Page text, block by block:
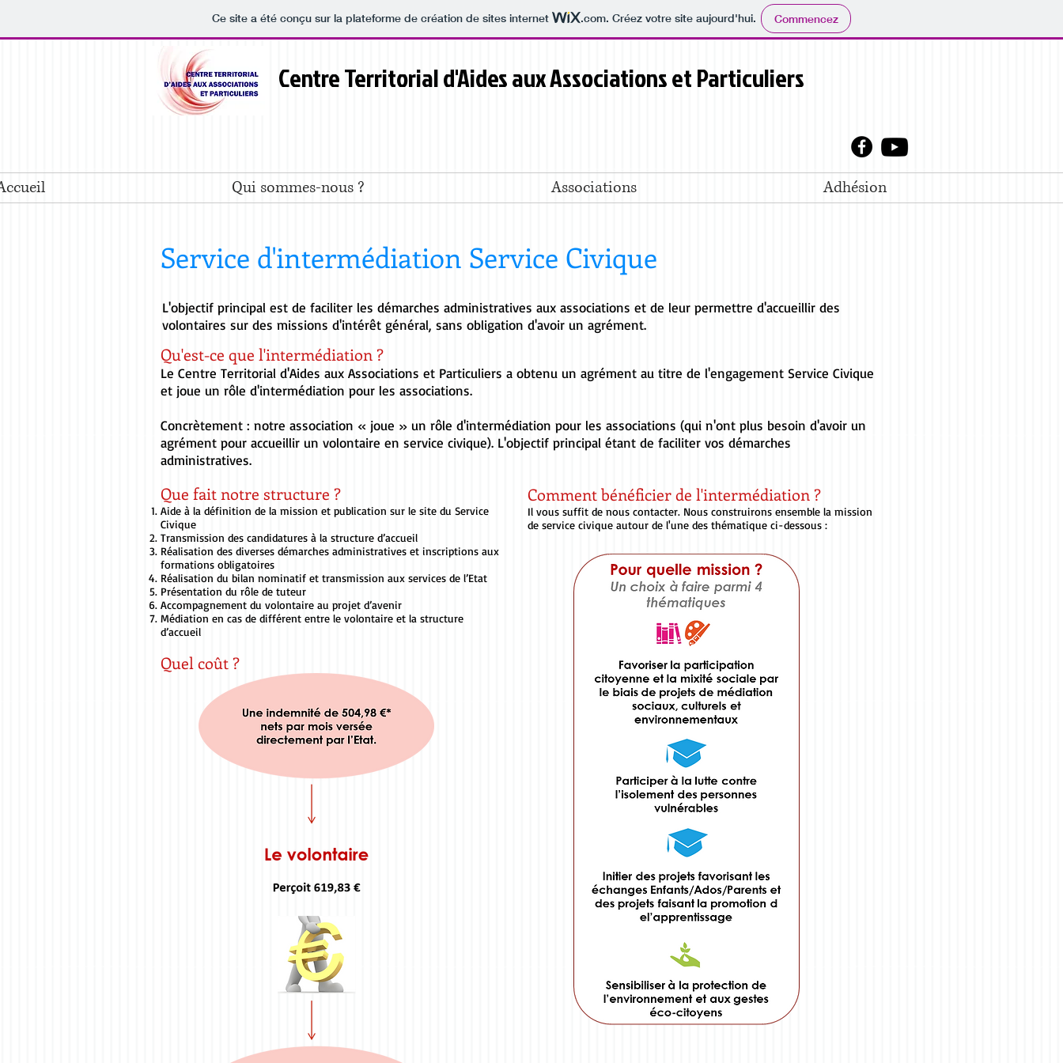
Ce site a été conçu sur la plateforme de création de sites internet .com. Créez votre site aujourd'hui. Commencez
Centre Territorial d'Aides aux Associations et Particuliers
Qui sommes-nous ? Associations Adhésion
Service d'intermédiation Service Civique
L'objectif principal est de faciliter les démarches administratives aux associations et de leur permettre d'accueillir des
volontaires sur des missions d'intérêt général, sans obligation d'avoir un agrément.
Qu'est-ce que l'intermédiation ?
Le Centre Territorial d'Aides aux Associations et Particuliers a obtenu un agrément au titre de l'engagement Service Civique
et joue un rôle d'intermédiation pour les associations.
Concrètement : notre association « joue » un rôle d'intermédiation pour les associations (qui n'ont plus besoin d'avoir un
agrément pour accueillir un volontaire en service civique). L'objectif principal étant de faciliter vos démarches
administratives.
Que fait notre structure ?
Aide à la définition de la mission et publication sur le site du Service
Civique
Transmission des candidatures à la structure d’accueil
Réalisation des diverses démarches administratives et inscriptions aux
formations obligatoires
Réalisation du bilan nominatif et transmission aux services de l’Etat
Présentation du rôle de tuteur
Accompagnement du volontaire au projet d’avenir
Médiation en cas de différent entre le volontaire et la structure
d’accueil
Quel coût ?
Comment bénéficier de l'intermédiation ?
Il vous suffit de nous contacter. Nous construirons ensemble la mission
de service civique autour de l'une des thématique ci-dessous :